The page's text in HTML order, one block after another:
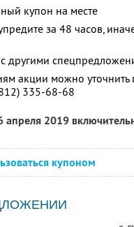
купон на месте
за 48 часов,
другими
акции можно
335-68-68
апреля 2019
купоном